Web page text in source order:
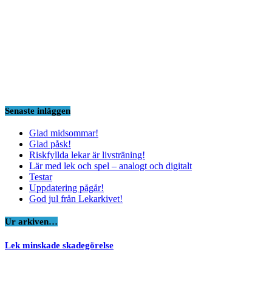
Senaste inläggen
Glad midsommar!
Glad påsk!
Riskfyllda lekar är livsträning!
Lär med lek och spel – analogt och digitalt
Testar
Uppdatering pågår!
God jul från Lekarkivet!
Ur arkiven…
Lek minskade skadegörelse